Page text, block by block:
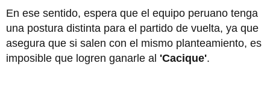
En ese sentido, espera que el equipo peruano tenga
una postura distinta para el partido de vuelta, ya que
asegura que si salen con el mismo planteamiento, es
imposible que logren ganarle al 'Cacique'.